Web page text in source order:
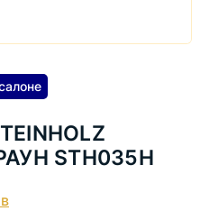
STH035Н